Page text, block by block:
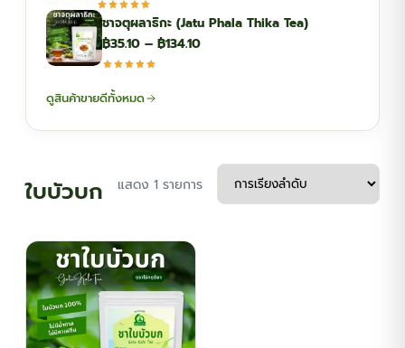
฿40.50
through
ชาจตุผลาธิกะ (Jatu Phala Thika Tea)
฿35.10 – ฿134.10Price
ดูสินค้าขายดีทั้งหมด
ใบบัวบก แสดง 1 รายการ